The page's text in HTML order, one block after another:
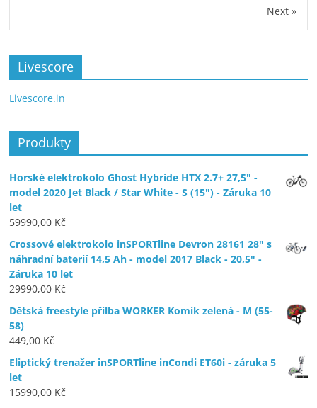
Next »
Livescore
Livescore.in
Produkty
Horské elektrokolo Ghost Hybride HTX 2.7+ 27,5" -
model 2020 Jet Black / Star White - S (15") - Záruka 10
let
59990,00 Kč
Crossové elektrokolo inSPORTline Devron 28161 28" s
náhradní baterií 14,5 Ah - model 2017 Black - 20,5" -
Záruka 10 let
29990,00 Kč
Dětská freestyle přilba WORKER Komik zelená - M (55-
58)
449,00 Kč
Eliptický trenažer inSPORTline inCondi ET60i - záruka 5
let
15990,00 Kč